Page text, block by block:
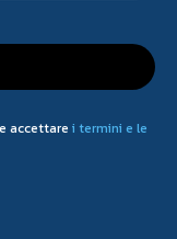
accettare i termini e le